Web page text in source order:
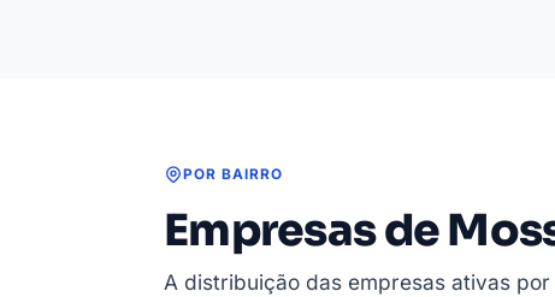
POR BAIRRO
Empresas de
A distribuição das empresas ativas